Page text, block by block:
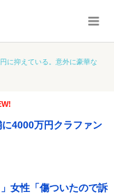
に抑えている。意外に豪華な
4000万円クラファン
女性「傷ついたので訴